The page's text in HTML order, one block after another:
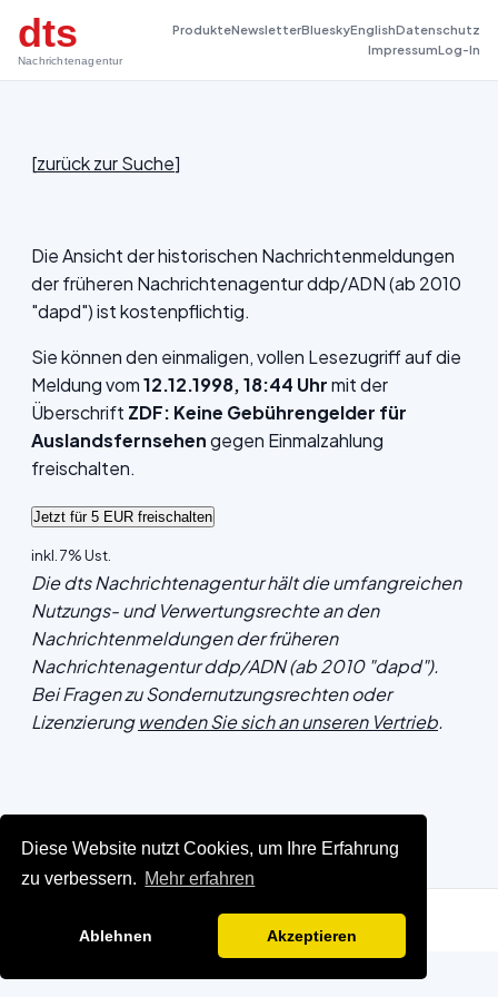
Diese Website nutzt Cookies, um Ihre Erfahrung
zu verbessern. Mehr erfahren
Ablehnen Akzeptieren
dts
Nachrichtenagentur
ProdukteNewsletterBlueskyEnglishDatenschutz
ImpressumLog-In
[zurück zur Suche]
Die Ansicht der historischen Nachrichtenmeldungen
der früheren Nachrichtenagentur ddp/ADN (ab 2010
"dapd") ist kostenpflichtig.
Sie können den einmaligen, vollen Lesezugriff auf die
Meldung vom12.12.1998, 18:44 Uhrmit der
Überschrift ZDF: Keine Gebührengelder für
Auslandsfernsehengegen Einmalzahlung
freischalten.
inkl. 7% Ust.
Die dts Nachrichtenagentur hält die umfangreichen
Nutzungs- und Verwertungsrechte an den
Nachrichtenmeldungen der früheren
Nachrichtenagentur ddp/ADN (ab 2010 "dapd").
Bei Fragen zu Sondernutzungsrechten oder
Lizenzierungwenden Sie sich an unseren Vertrieb.